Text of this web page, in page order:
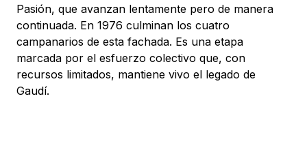
Pasión, que avanzan lentamente pero de manera
continuada. En 1976 culminan los cuatro
campanarios de esta fachada. Es una etapa
marcada por el esfuerzo colectivo que, con
recursos limitados, mantiene vivo el legado de
Gaudí.